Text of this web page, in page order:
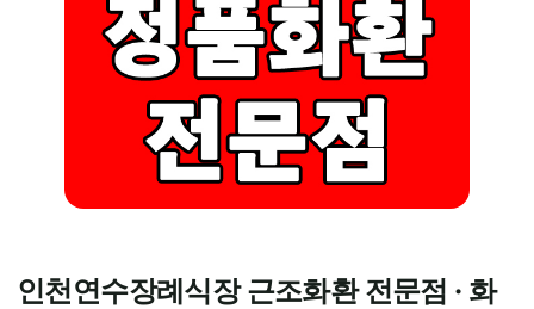
인천연수장례식장 근조화환 전문점 · 화